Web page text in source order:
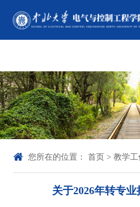
中国·44118太阳成城
您所在的位置： 首页> 教学工
关于2026年转专